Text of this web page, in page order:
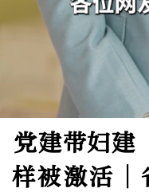
党建带妇
样被激活∣